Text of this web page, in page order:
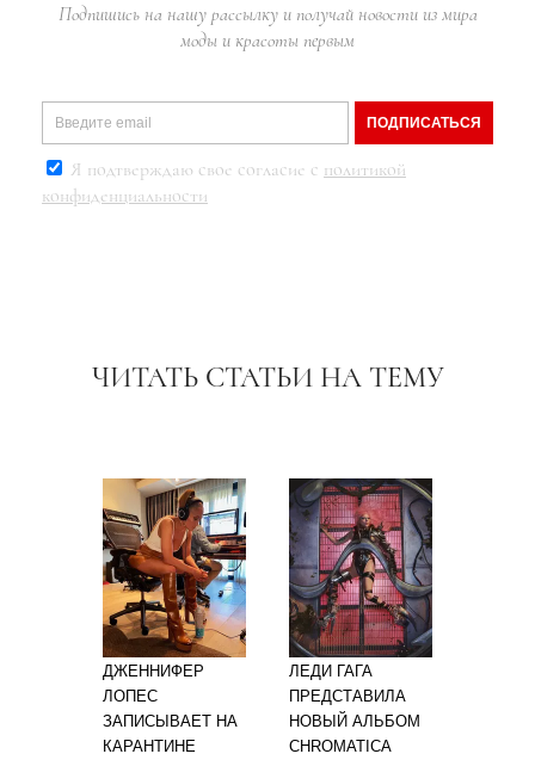
Подпишись на нашу рассылку и получай новости из мира
моды и красоты первым
ПОДПИСАТЬСЯ
Я подтверждаю свое согласие с политикой
конфиденциальности
ЧИТАТЬ СТАТЬИ НА ТЕМУ
ДЖЕННИФЕР
ЛОПЕС
ЗАПИСЫВАЕТ НА
КАРАНТИНЕ
ЛЕДИ ГАГА
ПРЕДСТАВИЛА
НОВЫЙ АЛЬБОМ
CHROMATICA